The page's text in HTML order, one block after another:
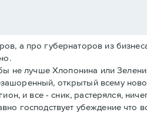
а про губернаторов из
не лучше Хлопонина или
открытый всему
и все - сник, растерялся,
господствует убеждение